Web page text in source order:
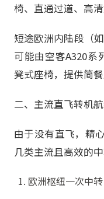
椅、直通过道、高
短途欧洲内陆段（
可能由空客A320系
凳式座椅，提供简餐
二、主流直飞转机
由于没有直飞，精
几类主流且高效的中
欧洲枢纽一次中转